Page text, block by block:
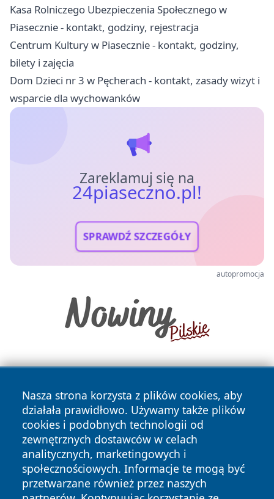
Kasa Rolniczego Ubezpieczenia Społecznego w
Piasecznie - kontakt, godziny, rejestracja
Centrum Kultury w Piasecznie - kontakt, godziny,
bilety i zajęcia
Dom Dzieci nr 3 w Pęcherach - kontakt, zasady wizyt i
wsparcie dla wychowanków
Zareklamuj się na
24piaseczno.pl!
SPRAWDŹ SZCZEGÓŁY
autopromocja
Nasza strona korzysta z plików cookies, aby
działała prawidłowo. Używamy także plików
cookies i podobnych technologii od
zewnętrznych dostawców w celach
analitycznych, marketingowych i
społecznościowych. Informacje te mogą być
przetwarzane również przez naszych
Copyright © 2026 24piaseczno.pl Wszystkie prawa
zastrzeżone.